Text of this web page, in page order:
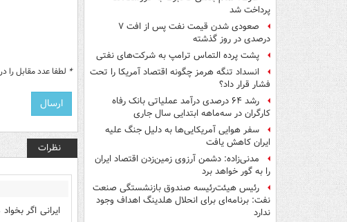
پرداخت شد
صعودی شدن قیمت نفت پس از افت ۷
درصدی در روز گذشته
پشت پرده التماس ترامپ به شرکت‌های نفتی
انسداد تنگه هرمز چگونه اقتصاد آمریکا را تحت
فشار قرار داد؟
رشد ۶۴ درصدی درآمد عملیاتی بانک رفاه
کارگران در سه‌ماهه ابتدایی سال جاری
سفر هوایی آمریکایی‌ها به دلیل جنگ علیه
ایران کاهش یافت
مدنی‌زاده: دشمن آرزوی زمین‌زدن اقتصاد ایران
را به گور خواهد برد
رئیس هیئت‌رئیسه صندوق بازنشستگی صنعت
نفت: برنامه‌ای برای انحلال هلدینگ اهداف وجود
ندارد
* لطفا عدد مقابل را
نظرات
ایرانی اگر